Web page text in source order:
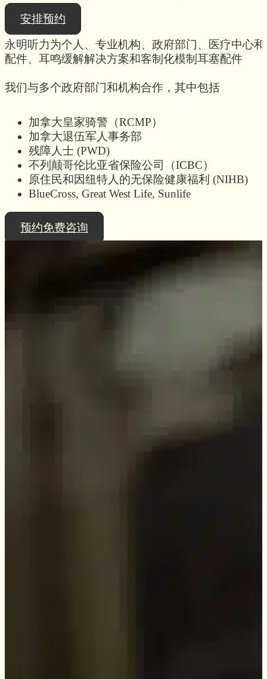
安排预约
永明听力为个人、专业机构、政府部门、医疗中心
配件、耳鸣缓解解决方案和客制化模制耳塞配件
我们与多个政府部门和机构合作，其中包括
加拿大皇家骑警（RCMP）
加拿大退伍军人事务部
残障人士 (PWD)
不列颠哥伦比亚省保险公司（ICBC）
原住民和因纽特人的无保险健康福利 (NIHB)
BlueCross, Great West Life, Sunlife
预约免费咨询